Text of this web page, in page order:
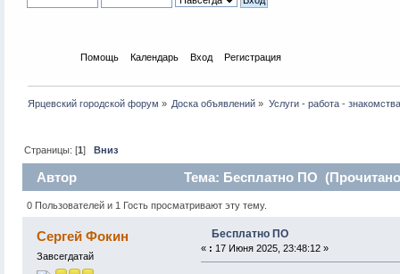
Помощь Календарь Вход Регистрация
Ярцевский городской форум » Доска объявлений » Услуги - работа -
Страницы: [1]Вниз
Автор Тема: Бесплатно ПО (Прочитано
0 Пользователей и 1 Гость просматривают эту тему.
Сергей Фокин
Завсегдатай
Бесплатно ПО
« : 17 Июня 2025, 23:48:12 »